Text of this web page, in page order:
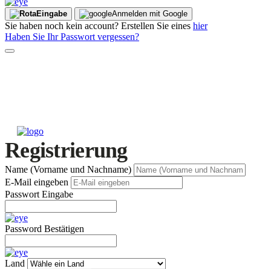
Eingabe Anmelden mit Google
Sie haben noch kein account? Erstellen Sie eines hier
Haben Sie Ihr Passwort vergessen?
Registrierung
Name (Vorname und Nachname)
E-Mail eingeben
Passwort Eingabe
Password Bestätigen
Land